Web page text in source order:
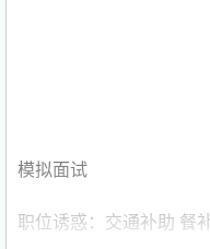
模拟面试
职位诱惑：交通补助 餐